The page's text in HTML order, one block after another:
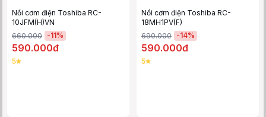
Nồi cơm điện Toshiba RC-
10JFM(H)VN
660.000 -11%
590.000đ
5
Nồi cơm điện Toshiba RC-
18MH1PV(F)
690.000 -14%
590.000đ
5